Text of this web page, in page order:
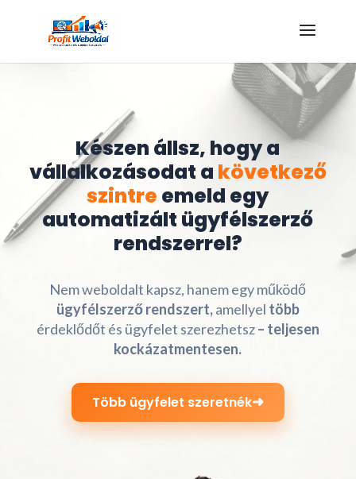
Készen állsz, hogy a
vállalkozásodat a következő
szintre emeld egy
automatizált ügyfélszerző
rendszerrel?
Nem weboldalt kapsz, hanem egy működő
ügyfélszerző rendszert,amellyel több
érdeklődőt és ügyfelet szerezhetsz– teljesen
kockázatmentesen.
Több ügyfelet szeretnék➜